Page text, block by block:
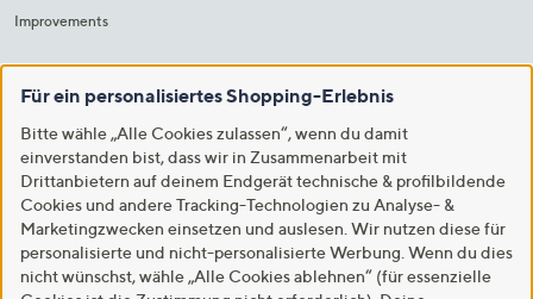
Improvements
Für ein personalisiertes Shopping-Erlebnis
Bitte wähle „Alle Cookies zulassen“, wenn du damit
einverstanden bist, dass wir in Zusammenarbeit mit
Drittanbietern auf deinem Endgerät technische & profilbildende
Cookies und andere Tracking-Technologien zu Analyse- &
Marketingzwecken einsetzen und auslesen. Wir nutzen diese für
personalisierte und nicht-personalisierte Werbung. Wenn du dies
nicht wünschst, wähle „Alle Cookies ablehnen“ (für essenzielle